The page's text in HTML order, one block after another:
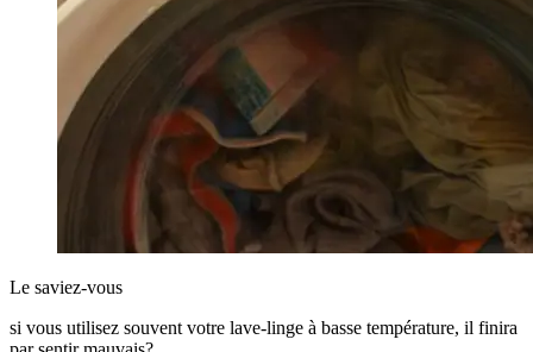
Le saviez-vous
si vous utilisez souvent votre lave-linge à basse température, il finira